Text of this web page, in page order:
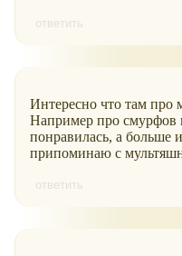
ответить
Интересно что там про
Например про смурфов
понравилась, а больше
припоминаю с
ответить